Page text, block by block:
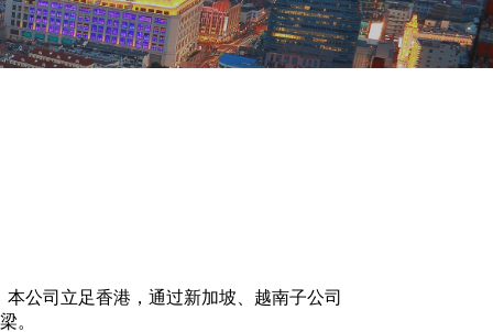
公司立足香港，通过新加坡、越南子公司
。